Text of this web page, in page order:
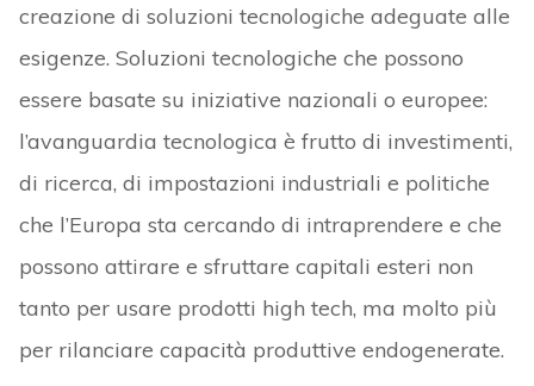
creazione di soluzioni tecnologiche adeguate alle
esigenze. Soluzioni tecnologiche che possono
essere basate su iniziative nazionali o europee:
l’avanguardia tecnologica è frutto di investimenti,
di ricerca, di impostazioni industriali e politiche
che l’Europa sta cercando di intraprendere e che
possono attirare e sfruttare capitali esteri non
tanto per usare prodotti high tech, ma molto più
per rilanciare capacità produttive endogenerate.